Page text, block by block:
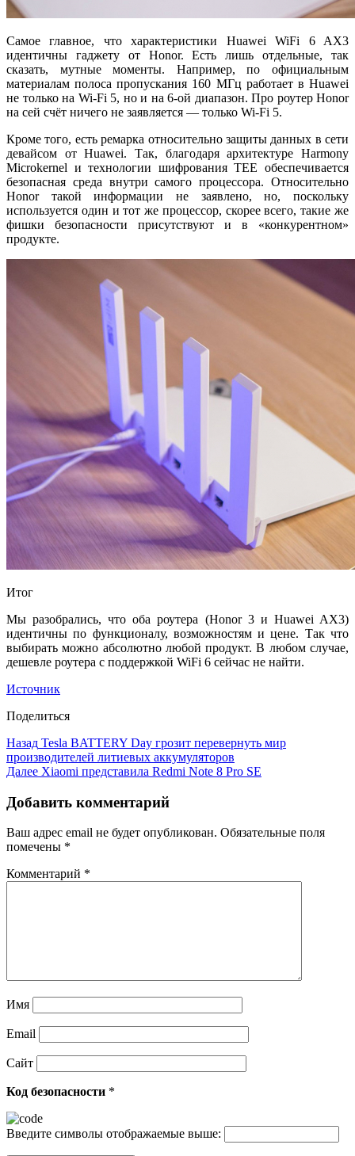
Самое главное, что характеристики Huawei WiFi 6 AX3
идентичны гаджету от Honor. Есть лишь отдельные, так
сказать, мутные моменты. Например, по официальным
материалам полоса пропускания 160 МГц работает в Huawei
не только на Wi-Fi 5, но и на 6-ой диапазон. Про роутер Honor
на сей счёт ничего не заявляется — только Wi-Fi 5.
Кроме того, есть ремарка относительно защиты данных в сети
девайсом от Huawei. Так, благодаря архитектуре Harmony
Microkernel и технологии шифрования TEE обеспечивается
безопасная среда внутри самого процессора. Относительно
Honor такой информации не заявлено, но, поскольку
используется один и тот же процессор, скорее всего, такие же
фишки безопасности присутствуют и в «конкурентном»
продукте.
Итог
Мы разобрались, что оба роутера (Honor 3 и Huawei AX3)
идентичны по функционалу, возможностям и цене. Так что
выбирать можно абсолютно любой продукт. В любом случае,
дешевле роутера с поддержкой WiFi 6 сейчас не найти.
Источник
Поделиться
Назад Tesla BATTERY Day грозит перевернуть мир
производителей литиевых аккумуляторов
Далее Xiaomi представила Redmi Note 8 Pro SE
Добавить комментарий
Ваш адрес email не будет опубликован. Обязательные поля
помечены *
Комментарий *
Имя
Email
Сайт
Код безопасности *
Введите символы отображаемые выше: